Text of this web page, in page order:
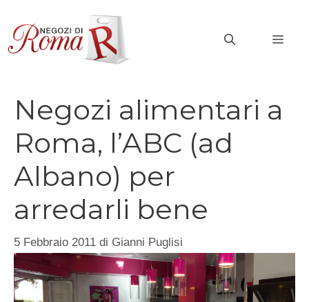
contenuto
Negozi alimentari a
Roma, l’ABC (ad
Albano) per
arredarli bene
5 Febbraio 2011 di Gianni Puglisi